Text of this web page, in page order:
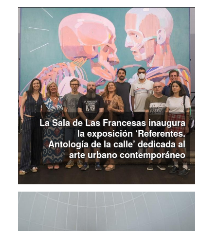
La Sala de Las Francesas inaugura
la exposición ‘Referentes.
Antología de la calle’ dedicada al
arte urbano contemporáneo